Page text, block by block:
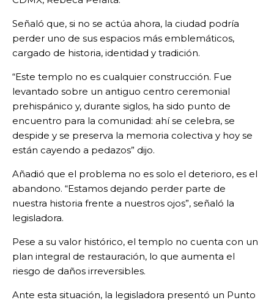
Señaló que, si no se actúa ahora, la ciudad podría
perder uno de sus espacios más emblemáticos,
cargado de historia, identidad y tradición.
“Este templo no es cualquier construcción. Fue
levantado sobre un antiguo centro ceremonial
prehispánico y, durante siglos, ha sido punto de
encuentro para la comunidad: ahí se celebra, se
despide y se preserva la memoria colectiva y hoy se
están cayendo a pedazos” dijo.
Añadió que el problema no es solo el deterioro, es el
abandono. “Estamos dejando perder parte de
nuestra historia frente a nuestros ojos”, señaló la
legisladora.
Pese a su valor histórico, el templo no cuenta con un
plan integral de restauración, lo que aumenta el
riesgo de daños irreversibles.
Ante esta situación, la legisladora presentó un Punto